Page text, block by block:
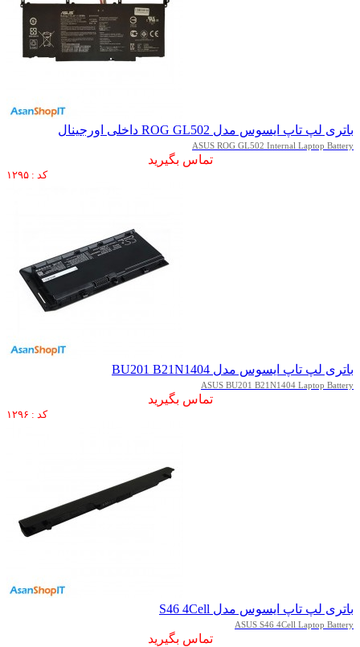
باتری لپ تاپ ایسوس مدل ROG GL502 داخلی اورجینال
ASUS ROG GL502 Internal Laptop Battery
تماس بگیرید
کد : ۱۲۹۵
باتری لپ تاپ ایسوس مدل BU201 B21N1404
ASUS BU201 B21N1404 Laptop Battery
تماس بگیرید
کد : ۱۲۹۶
باتری لپ تاپ ایسوس مدل S46 4Cell
ASUS S46 4Cell Laptop Battery
تماس بگیرید